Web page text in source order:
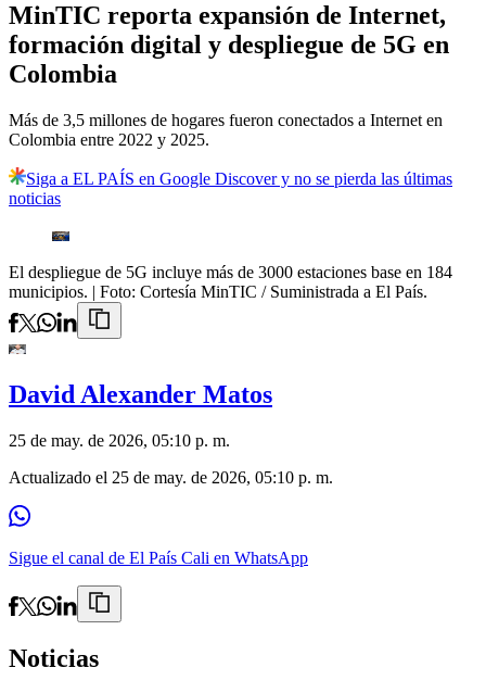
MinTIC reporta expansión de Internet,
formación digital y despliegue de 5G en
Colombia
Más de 3,5 millones de hogares fueron conectados a Internet en
Colombia entre 2022 y 2025.
Siga a EL PAÍS en Google Discover y no se pierda las últimas
noticias
El despliegue de 5G incluye más de 3000 estaciones base en 184
municipios. | Foto: Cortesía MinTIC / Suministrada a El País.
David Alexander Matos
25 de may. de 2026, 05:10 p. m.
Actualizado el 25 de may. de 2026, 05:10 p. m.
Sigue el canal de El País Cali en WhatsApp
Noticias